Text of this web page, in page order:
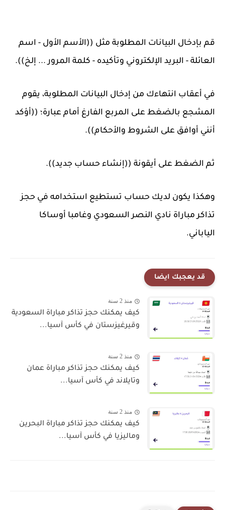
قم بإدخال البيانات المطلوبة مثل ((الأسم الأول - اسم
العائلة - البريد الإلكتروني وتأكيده - كلمة المرور ... إلخ)).
في أعقاب انتهاءك من إدخال البيانات المطلوبة، يقوم
المشجع بالضغط على المربع الفارغ أمام عبارة؛ ((أؤكد
أنني أوافق على الشروط والأحكام)).
ثم الضغط على أيقونة ((إنشاء حساب جديد)).
وهكذا يكون لديك حساب تستطيع استخدامه في حجز
تذاكر مباراة نادي النصر السعودي وغامبا أوساكا
الياباني.
قد يعجبك ايضا
منذ 2 سنة
كيف يمكنك حجز تذاكر مباراة السعودية
وقيرغيزستان في كأس آسيا...
منذ 2 سنة
كيف يمكنك حجز تذاكر مباراة عمان
وتايلاند في كأس آسيا...
منذ 2 سنة
كيف يمكنك حجز تذاكر مباراة البحرين
وماليزيا في كأس آسيا...